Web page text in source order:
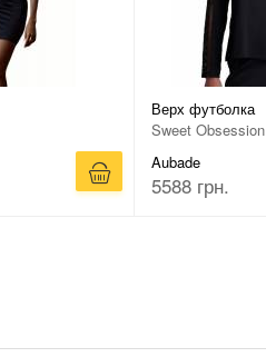
Верх футболка
Sweet Obsession
Aubade
5588 грн.